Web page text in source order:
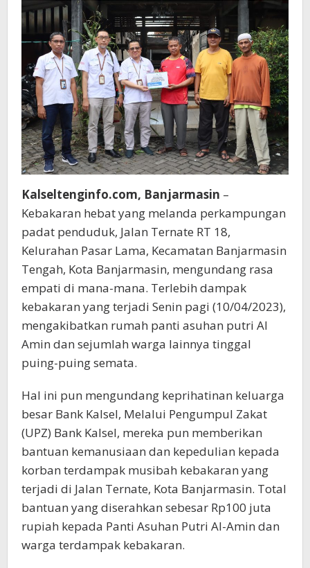
Kalseltenginfo.com, Banjarmasin –
Kebakaran hebat yang melanda perkampungan
padat penduduk, Jalan Ternate RT 18,
Kelurahan Pasar Lama, Kecamatan Banjarmasin
Tengah, Kota Banjarmasin, mengundang rasa
empati di mana-mana. Terlebih dampak
kebakaran yang terjadi Senin pagi (10/04/2023),
mengakibatkan rumah panti asuhan putri Al
Amin dan sejumlah warga lainnya tinggal
puing-puing semata.
Hal ini pun mengundang keprihatinan keluarga
besar Bank Kalsel, Melalui Pengumpul Zakat
(UPZ) Bank Kalsel, mereka pun memberikan
bantuan kemanusiaan dan kepedulian kepada
korban terdampak musibah kebakaran yang
terjadi di Jalan Ternate, Kota Banjarmasin. Total
bantuan yang diserahkan sebesar Rp100 juta
rupiah kepada Panti Asuhan Putri Al-Amin dan
warga terdampak kebakaran.